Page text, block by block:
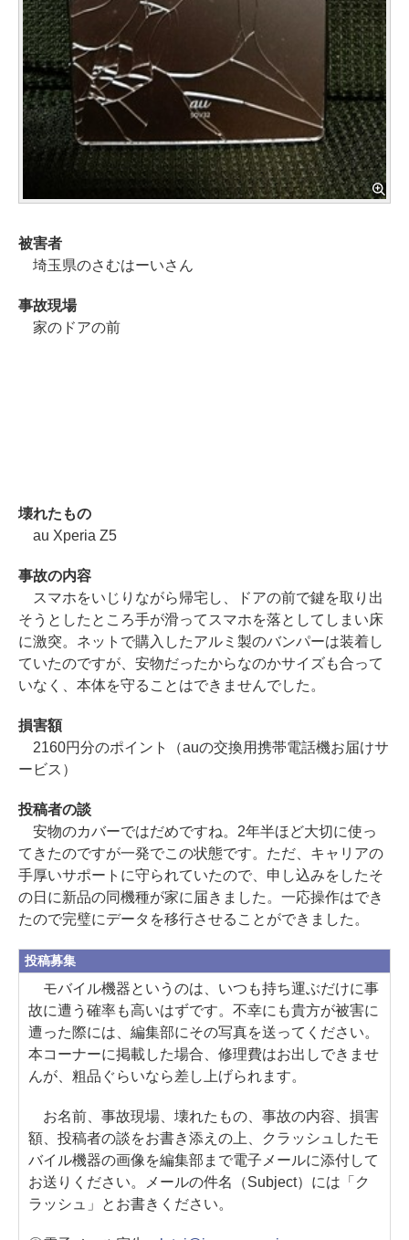
被害者
埼玉県のさむはーいさん
事故現場
家のドアの前
壊れたもの
au Xperia Z5
事故の内容
スマホをいじりながら帰宅し、ドアの前で鍵を取り出
そうとしたところ手が滑ってスマホを落としてしまい床
に激突。ネットで購入したアルミ製のバンパーは装着し
ていたのですが、安物だったからなのかサイズも合って
いなく、本体を守ることはできませんでした。
損害額
2160円分のポイント（auの交換用携帯電話機お届けサ
ービス）
投稿者の談
安物のカバーではだめですね。2年半ほど大切に使っ
てきたのですが一発でこの状態です。ただ、キャリアの
手厚いサポートに守られていたので、申し込みをしたそ
の日に新品の同機種が家に届きました。一応操作はでき
たので完璧にデータを移行させることができました。
投稿募集
モバイル機器というのは、いつも持ち運ぶだけに事
故に遭う確率も高いはずです。不幸にも貴方が被害に
遭った際には、編集部にその写真を送ってください。
本コーナーに掲載した場合、修理費はお出しできませ
んが、粗品ぐらいなら差し上げられます。
お名前、事故現場、壊れたもの、事故の内容、損害
額、投稿者の談をお書き添えの上、クラッシュしたモ
バイル機器の画像を編集部まで電子メールに添付して
お送りください。メールの件名（Subject）には「ク
ラッシュ」とお書きください。